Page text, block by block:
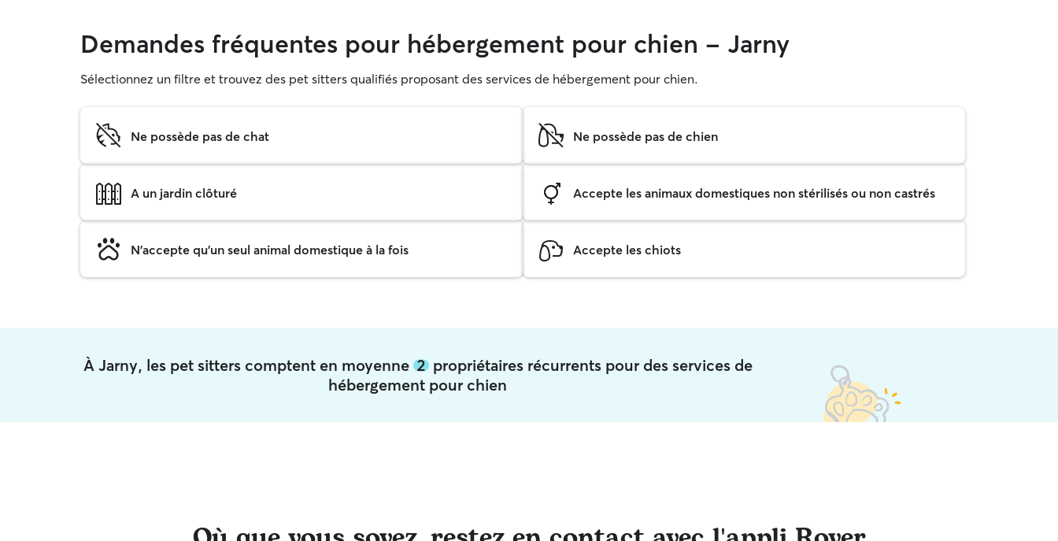
Demandes fréquentes pour hébergement pour chien - Jarny
Sélectionnez un filtre et trouvez des pet sitters qualifiés proposant des services de hébergement pour chien.
Ne possède pas de chat Ne possède pas de chien
A un jardin clôturé Accepte les animaux domestiques non stérilisés ou non castrés
N'accepte qu'un seul animal domestique à la fois Accepte les chiots
À Jarny, les pet sitters comptent en moyenne 2propriétaires récurrents pour des services de
hébergement pour chien